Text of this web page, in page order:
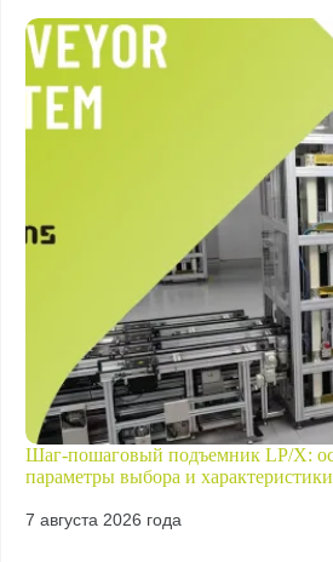
Шаг-пошаговый подъемник LP/X:
параметры выбора и
7 августа 2026 года